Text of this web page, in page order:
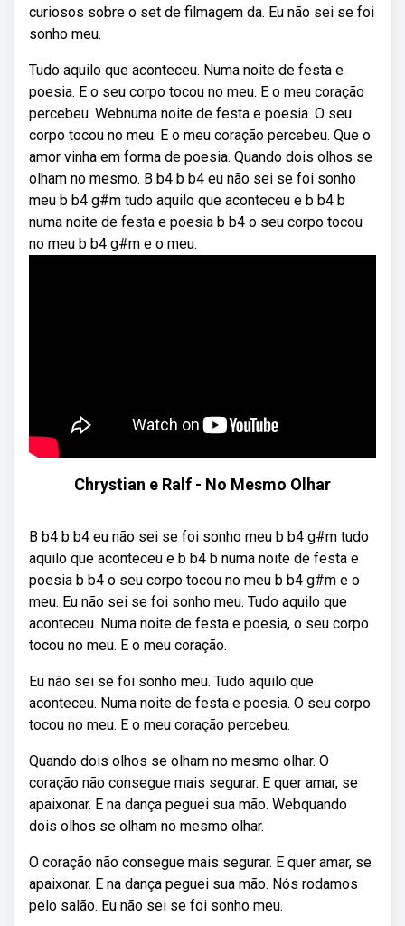
curiosos sobre o set de filmagem da. Eu não sei se foi
sonho meu.
Tudo aquilo que aconteceu. Numa noite de festa e
poesia. E o seu corpo tocou no meu. E o meu coração
percebeu. Webnuma noite de festa e poesia. O seu
corpo tocou no meu. E o meu coração percebeu. Que o
amor vinha em forma de poesia. Quando dois olhos se
olham no mesmo. B b4 b b4 eu não sei se foi sonho
meu b b4 g#m tudo aquilo que aconteceu e b b4 b
numa noite de festa e poesia b b4 o seu corpo tocou
no meu b b4 g#m e o meu.
Chrystian e Ralf - No Mesmo Olhar
B b4 b b4 eu não sei se foi sonho meu b b4 g#m tudo
aquilo que aconteceu e b b4 b numa noite de festa e
poesia b b4 o seu corpo tocou no meu b b4 g#m e o
meu. Eu não sei se foi sonho meu. Tudo aquilo que
aconteceu. Numa noite de festa e poesia, o seu corpo
tocou no meu. E o meu coração.
Eu não sei se foi sonho meu. Tudo aquilo que
aconteceu. Numa noite de festa e poesia. O seu corpo
tocou no meu. E o meu coração percebeu.
Quando dois olhos se olham no mesmo olhar. O
coração não consegue mais segurar. E quer amar, se
apaixonar. E na dança peguei sua mão. Webquando
dois olhos se olham no mesmo olhar.
O coração não consegue mais segurar. E quer amar, se
apaixonar. E na dança peguei sua mão. Nós rodamos
pelo salão. Eu não sei se foi sonho meu.